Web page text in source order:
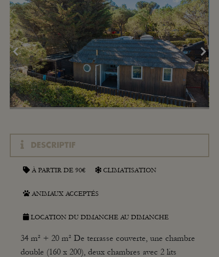
DESCRIPTIF
À PARTIR DE 90€ CLIMATISATION
ANIMAUX ACCEPTÉS
LOCATION DU DIMANCHE AU DIMANCHE
34 m² + 20 m² De terrasse couverte, une chambre
double (160 x 200), deux chambres avec 2 lits